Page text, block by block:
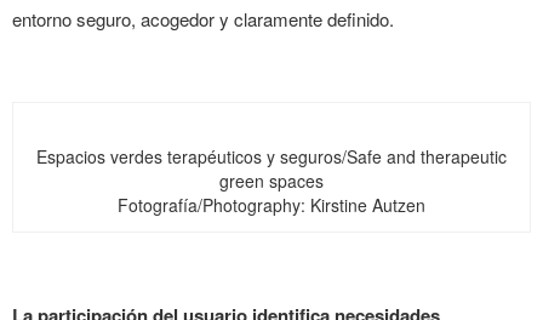
entorno seguro, acogedor y claramente definido.
Espacios verdes terapéuticos y seguros/Safe and therapeutic
green spaces
Fotografía/Photography: Kirstine Autzen